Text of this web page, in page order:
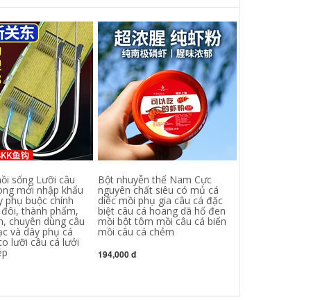
sống Lưỡi câu
mới nhập khẩu
phụ buộc chính
thành phẩm,
chuyên dùng câu
và dây phụ cá
lưỡi câu cá lưởi
Bột nhuyễn thể Nam Cực
nguyên chất siêu có mủ cá
diếc mồi phụ gia câu cá đặc
biệt câu cá hoang dã hố đen
mồi bột tôm mồi câu cá biển
mồi câu cá chẻm
194,000 đ